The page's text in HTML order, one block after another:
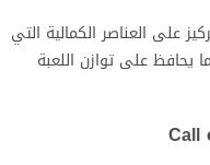
على العناصر الكمالية التي
يحافظ على توازن اللعبة